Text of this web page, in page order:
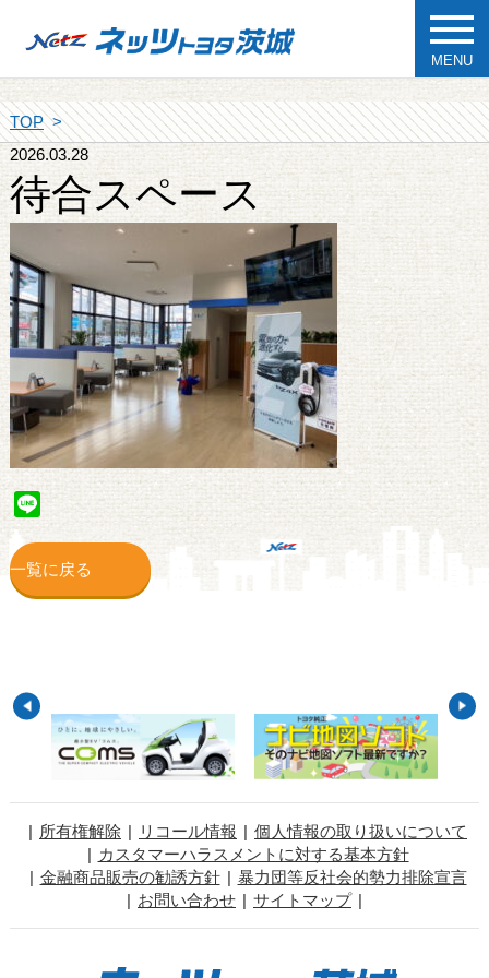
MENU
TOP
2026.03.28
待合スペース
Line
一覧に戻る
所有権解除 リコール情報
個人情報の取り扱いについて
カスタマーハラスメントに対する基本方針
金融商品販売の勧誘方針
暴力団等反社会的勢力排除宣言
お問い合わせ
サイトマップ